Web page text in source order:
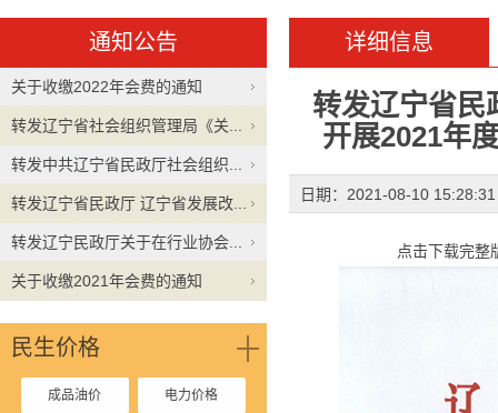
通知公告
关于收缴2022年会费的通知
转发辽宁省社会组织管理局《关...
转发中共辽宁省民政厅社会组织...
转发辽宁省民政厅 辽宁省发展改...
转发辽宁民政厅关于在行业协会...
关于收缴2021年会费的通知
民生价格
成品油价 电力价格
详细信息
转发辽宁省民
开展2021年
日期：2021-08-10
点击下载完整